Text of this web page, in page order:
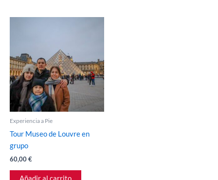
Experiencia a Pie
Tour Museo de Louvre en
grupo
60,00€
Añadir al carrito